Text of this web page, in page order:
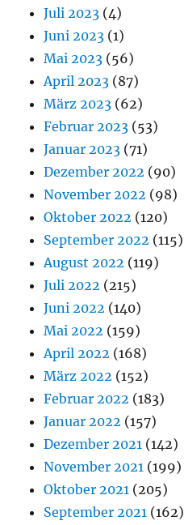
Juli 2023 (4)
Juni 2023 (1)
Mai 2023 (56)
April 2023 (87)
März 2023 (62)
Februar 2023 (53)
Januar 2023 (71)
Dezember 2022 (90)
November 2022 (98)
Oktober 2022 (120)
September 2022 (115)
August 2022 (119)
Juli 2022 (215)
Juni 2022 (140)
Mai 2022 (159)
April 2022 (168)
März 2022 (152)
Februar 2022 (183)
Januar 2022 (157)
Dezember 2021 (142)
November 2021 (199)
Oktober 2021 (205)
September 2021 (162)